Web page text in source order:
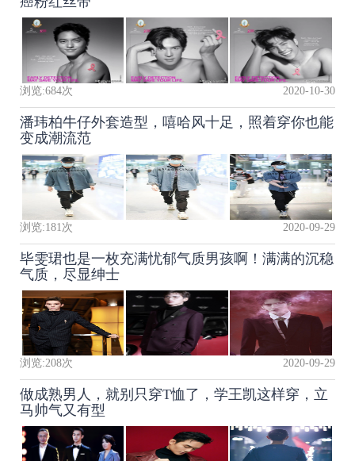
浏览:684次 2020-10-30
潘玮柏牛仔外套造型，嘻哈风十足，照着穿你也能
变成潮流范
浏览:181 次 2020-09-29
毕雯珺也是一枚充满忧郁气质男孩啊！满满的沉稳
气质，尽显绅士
浏览:208次 2020-09-29
做成熟男人，就别只穿T恤了，学王凯这样穿，立
马帅气又有型